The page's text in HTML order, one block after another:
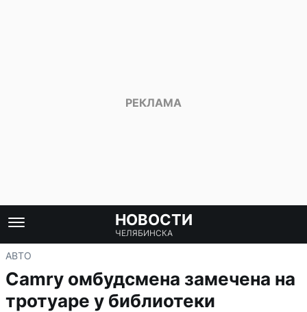
НОВОСТИ
ЧЕЛЯБИНСКА
АВТО
Camry омбудсмена замечена на
тротуаре у библиотеки